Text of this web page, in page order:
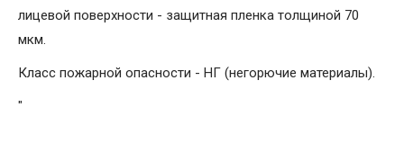
лицевой поверхности - защитная пленка толщиной 70
мкм.
Класс пожарной опасности - НГ (негорючие материалы).
"